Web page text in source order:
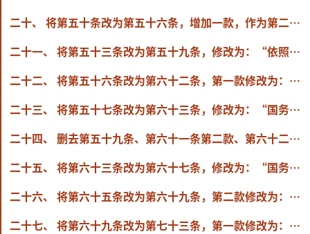
二十、 将第五十条改为第五十六条，增加一款，作为第二款：“申请人可以对专利申请提出延迟审查请求。”
二十一、 将第五十三条改为第五十九条，修改为：“依照专利法第三十八条的规定，发明专利申请经实质审查应当予以驳回的情形是指：
二十二、 将第五十六条改为第六十二条，第一款修改为：“授予实用新型或者外观设计专利权的决定公告后，专利法第六十六条规定的专利权人、利害关系人、被控侵权人可以请求国务院专利行政部门作出专利权评价报告。申请人可以在办理专利权登记手续时请求国务院专利行政部门作出专利权评价报告。”
二十三、 将第五十七条改为第六十三条，修改为：“国务院专利行政部门应当自收到专利权评价报告请求书后2个月内作出专利权评价报告，但申请人在办理专利权登记手续时请求作出专利权评价报告的，国务院专利行政部门应当自公告授予专利权之日起2个月内作出专利权评价报告。
二十四、 删去第五十九条、第六十一条第二款、第六十二条。
二十五、 将第六十三条改为第六十七条，修改为：“国务院专利行政部门进行复审后，认为复审请求不符合专利法和本细则有关规定或者专利申请存在其他明显违反专利法和本细则有关规定情形的，应当通知复审请求人，要求其在指定期限内陈述意见。期满未答复的，该复审请求视为撤回；经陈述意见或者进行修改后，国务院专利行政部门认为仍不符合专利法和本细则有关规定的，应当作出驳回复审请求的复审决定。
二十六、 将第六十五条改为第六十九条，第二款修改为：“前款所称无效宣告请求的理由，是指被授予专利的发明创造不符合专利法第二条、第十九条第一款、第二十二条、第二十三条、第二十六条第三款、第二十六条第四款、第二十七条第二款、第三十三条或者本细则第十一条、第二十三条第二款、第四十九条第一款的规定，或者属于专利法第五条、第二十五条规定的情形，或者依照专利法第九条规定不能取得专利权。”
二十七、 将第六十九条改为第七十三条，第一款修改为：“在无效宣告请求的审查过程中，发明或者实用新型专利的专利权人可以修改其权利要求书，但是不得扩大原专利的保护范围。国务院专利行政部门在修改后的权利要求基础上作出维持专利权有效或者宣告专利权部分无效的决定的，应当公告修改后的权利要求。”